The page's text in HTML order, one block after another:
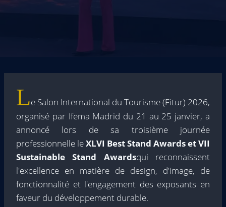
Le Salon International du Tourisme (Fitur) 2026,
organisé par Ifema Madrid du 21 au 25 janvier, a
annoncé lors de sa troisième journée
professionnelle leXLVI Best Stand Awards et VII
Sustainable Stand Awardsqui reconnaissent
l'excellence en matière de design, d'image, de
fonctionnalité et l'engagement des exposants en
faveur du développement durable.